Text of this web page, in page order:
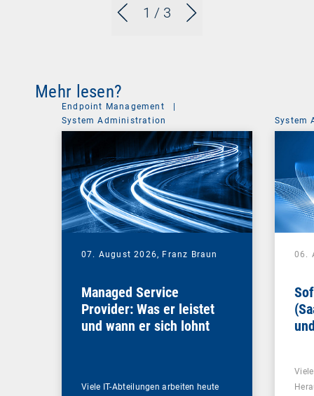
1 / 3
Mehr lesen?
Endpoint Management
System Administration
07. August 2026, Franz Braun
Managed Service
Provider: Was er leistet
und wann er sich lohnt
Viele IT-Abteilungen arbeiten heute
System
06.